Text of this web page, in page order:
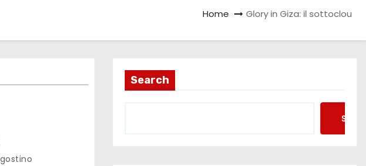
Home Glory in Giza: il sottoclou
Search